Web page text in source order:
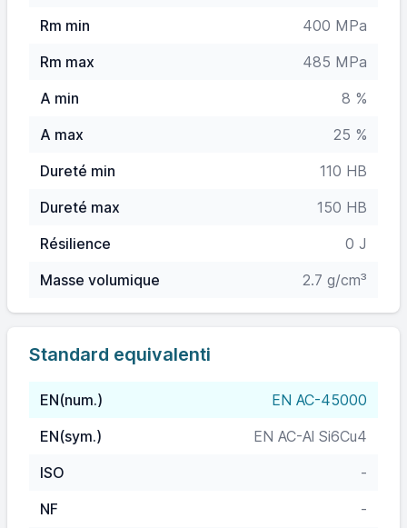
Rm min
400 MPa
Rm max
485 MPa
A min
8 %
A max
25 %
Dureté min
110 HB
Dureté max
150 HB
Résilience
0 J
Masse volumique
2.7 g/cm³
Standard equivalenti
EN(num.)
EN AC-45000
EN(sym.)
EN AC-Al Si6Cu4
ISO
-
NF
-